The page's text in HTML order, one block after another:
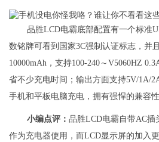
品胜LCD电霸底部配置有一个标准
数铭牌可看到国家3C强制认证标志，并
10000mAh，支持100-240～V5060HZ
省不少充电时间；输出方面支持5V/1A/
手机和平板电脑充电，拥有强悍的兼容性
小编点评： 品胜LCD电霸自带AC插
作为充电器使用，而LCD显示屏的加入